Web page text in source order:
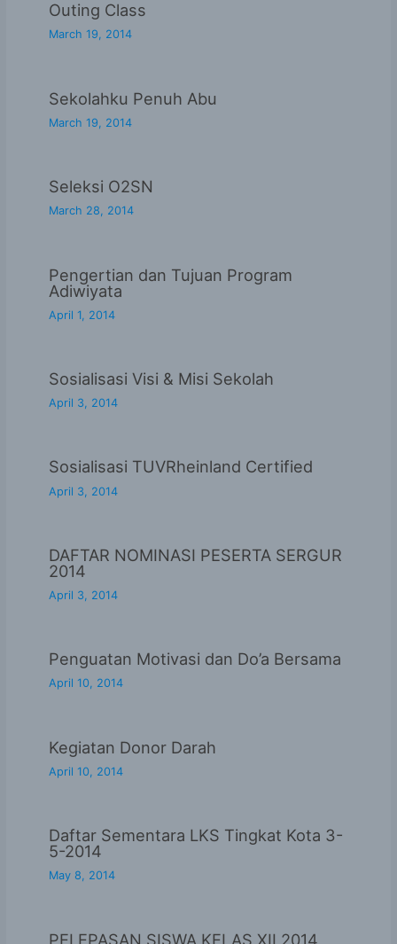
Outing Class
March 19, 2014
Sekolahku Penuh Abu
March 19, 2014
Seleksi O2SN
March 28, 2014
Pengertian dan Tujuan Program
Adiwiyata
April 1, 2014
Sosialisasi Visi & Misi Sekolah
April 3, 2014
Sosialisasi TUVRheinland Certified
April 3, 2014
DAFTAR NOMINASI PESERTA SERGUR
2014
April 3, 2014
Penguatan Motivasi dan Do’a Bersama
April 10, 2014
Kegiatan Donor Darah
April 10, 2014
Daftar Sementara LKS Tingkat Kota 3-
5-2014
May 8, 2014
PELEPASAN SISWA KELAS XII 2014